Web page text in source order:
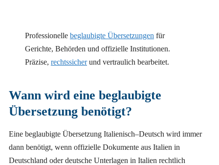
Professionelle beglaubigte Übersetzungen für
Gerichte, Behörden und offizielle Institutionen.
Präzise, rechtssicherund vertraulich bearbeitet.
Wann wird eine beglaubigte
Übersetzung benötigt?
Eine beglaubigte Übersetzung Italienisch–Deutsch wird immer
dann benötigt, wenn offizielle Dokumente aus Italien in
Deutschland oder deutsche Unterlagen in Italien rechtlich